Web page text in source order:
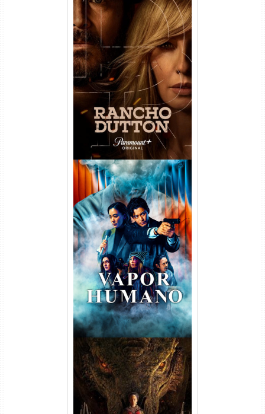
Rancho Dutton 1ª
Temporada Torrent (2026)
WEB-DL 1080p Dual Áudio
Vapor Humano 1ª Temporada
Torrent (2026) WEB-DL 1080p
Dual Áudio
A Casa do Dragão 1ª